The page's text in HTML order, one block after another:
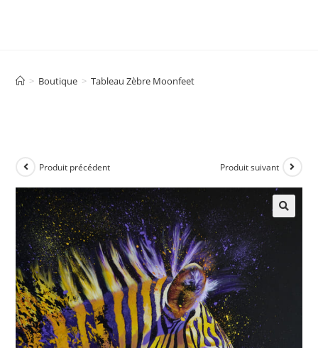
> Boutique > Tableau Zèbre Moonfeet
Produit précédent Produit suivant